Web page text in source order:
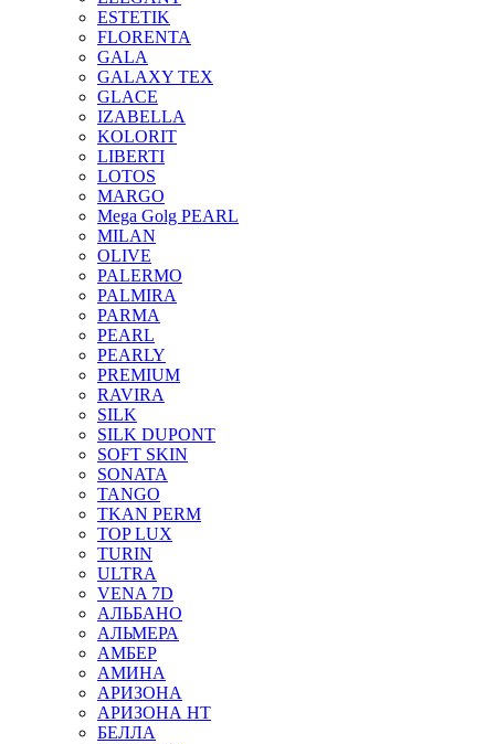
ESTETIK
FLORENTA
GALA
GALAXY TEX
GLACE
IZABELLA
KOLORIT
LIBERTI
LOTOS
MARGO
Mega Golg PEARL
MILAN
OLIVE
PALERMO
PALMIRA
PARMA
PEARL
PEARLY
PREMIUM
RAVIRA
SILK
SILK DUPONT
SOFT SKIN
SONATA
TANGO
TKAN PERM
TOP LUX
TURIN
ULTRA
VENA 7D
АЛЬБАНО
АЛЬМЕРА
АМБЕР
АМИНА
АРИЗОНА
АРИЗОНА НТ
БЕЛЛА